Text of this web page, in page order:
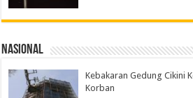
Nasional
Kebakaran Gedung Cikini
Korban